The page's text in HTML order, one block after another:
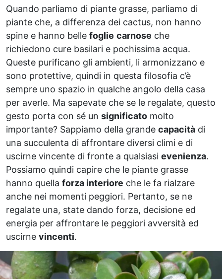
Quando parliamo di piante grasse, parliamo di
piante che, a differenza dei cactus, non hanno
spine e hanno belle foglie carnose che
richiedono cure basilari e pochissima acqua.
Queste purificano gli ambienti, li armonizzano e
sono protettive, quindi in questa filosofia c’è
sempre uno spazio in qualche angolo della casa
per averle. Ma sapevate che se le regalate, questo
gesto porta con sé un significato molto
importante? Sappiamo della grande capacità di
una succulenta di affrontare diversi climi e di
uscirne vincente di fronte a qualsiasi evenienza.
Possiamo quindi capire che le piante grasse
hanno quella forza interiore che le fa rialzare
anche nei momenti peggiori. Pertanto, se ne
regalate una, state dando forza, decisione ed
energia per affrontare le peggiori avversità ed
uscirne vincenti.